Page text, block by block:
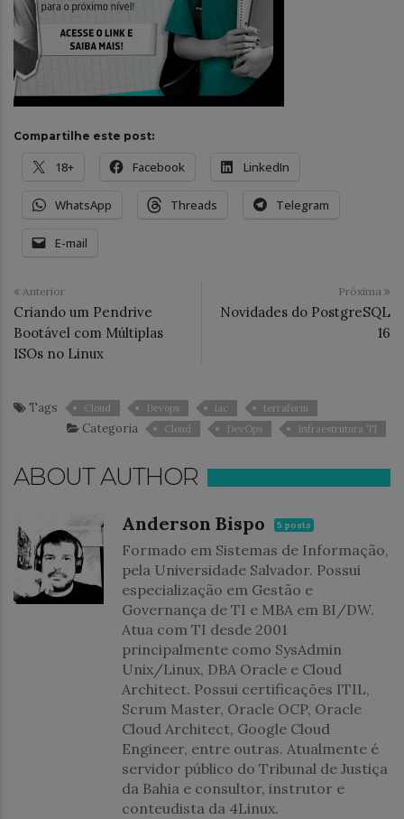
Compartilhe este post:
18+ Facebook LinkedIn
WhatsApp Threads Telegram
E-mail
Anterior
Criando um Pendrive
Bootável com Múltiplas
ISOs no Linux
Próxima
Novidades do PostgreSQL
16
Tags Cloud Devops iac terraform
Categoria Cloud DevOps Infraestrutura TI
ABOUT AUTHOR
Anderson Bispo 5 posts
Formado em Sistemas de Informação,
pela Universidade Salvador. Possui
especialização em Gestão e
Governança de TI e MBA em BI/DW.
Atua com TI desde 2001
principalmente como SysAdmin
Unix/Linux, DBA Oracle e Cloud
Architect. Possui certificações ITIL,
Scrum Master, Oracle OCP, Oracle
Cloud Architect, Google Cloud
Engineer, entre outras. Atualmente é
servidor público do Tribunal de Justiça
da Bahia e consultor, instrutor e
conteudista da 4Linux.